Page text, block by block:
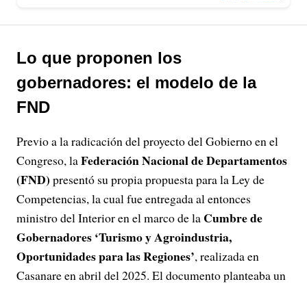
Lo que proponen los
gobernadores: el modelo de la
FND
Previo a la radicación del proyecto del Gobierno en el
Congreso, laFederación Nacional de Departamentos
(FND) presentó su propia propuesta para la Ley de
Competencias, la cual fue entregada al entonces
ministro del Interior en el marco de la Cumbre de
Gobernadores ‘Turismo y Agroindustria,
Oportunidades para las Regiones’, realizada en
Casanare en abril del 2025. El documento planteaba un